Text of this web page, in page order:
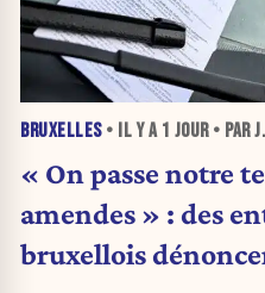
BRUXELLES• IL Y A 1 JOUR• PAR
« On passe notre
amendes » : des
bruxellois